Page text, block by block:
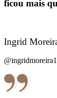
ficou mais
Ingrid